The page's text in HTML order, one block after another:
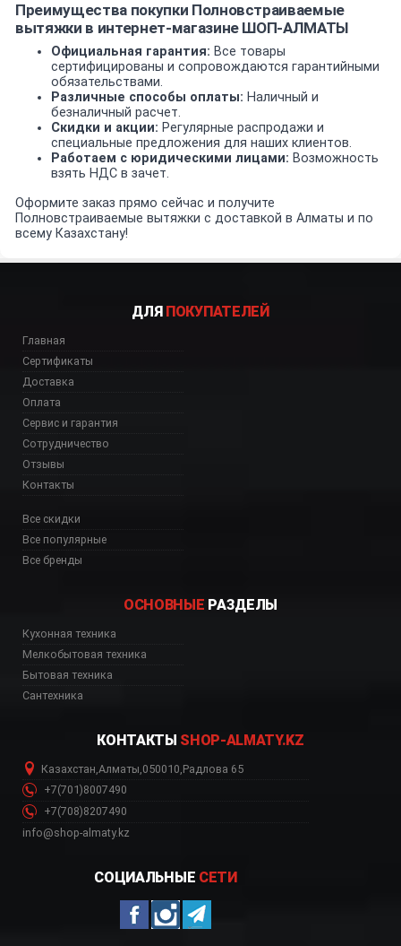
Преимущества покупки Полновстраиваемые
вытяжки в интернет-магазине ШОП-АЛМАТЫ
Официальная гарантия: Все товары
сертифицированы и сопровождаются гарантийными
обязательствами.
Различные способы оплаты: Наличный и
безналичный расчет.
Скидки и акции: Регулярные распродажи и
специальные предложения для наших клиентов.
Работаем с юридическими лицами: Возможность
взять НДС в зачет.
Оформите заказ прямо сейчас и получите
Полновстраиваемые вытяжки с доставкой в Алматы и по
всему Казахстану!
ДЛЯ ПОКУПАТЕЛЕЙ
Главная
Сертификаты
Доставка
Оплата
Сервис и гарантия
Сотрудничество
Отзывы
Контакты
Все скидки
Все популярные
Все бренды
ОСНОВНЫЕ РАЗДЕЛЫ
Кухонная техника
Мелкобытовая техника
Бытовая техника
Сантехника
КОНТАКТЫ SHOP-ALMATY.KZ
Казахстан Алматы 050010 Радлова 65
+7(701)8007490
+7(708)8207490
info@shop-almaty.kz
СОЦИАЛЬНЫЕ СЕТИ